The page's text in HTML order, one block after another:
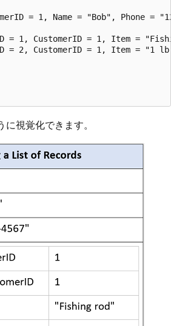
= 1, Name = "Bob", Phone =
= 1, CustomerID = 1, Item =
= 2, CustomerID = 1, Item = "1
視覚化できます。